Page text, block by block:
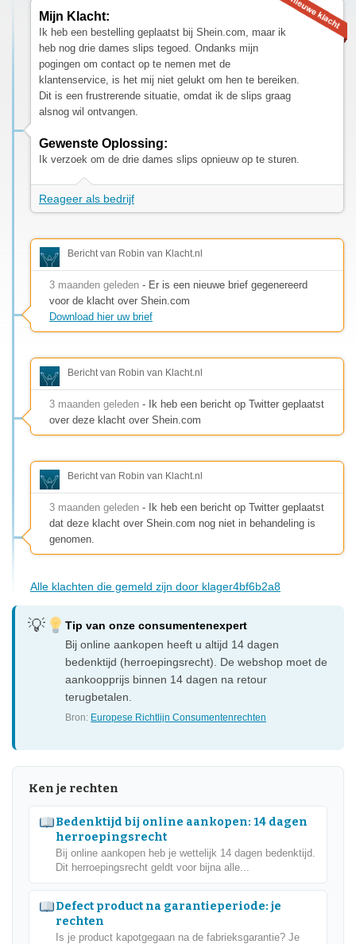
Mijn Klacht:
Ik heb een bestelling geplaatst bij Shein.com, maar ik
heb nog drie dames slips tegoed. Ondanks mijn
pogingen om contact op te nemen met de
klantenservice, is het mij niet gelukt om hen te bereiken.
Dit is een frustrerende situatie, omdat ik de slips graag
alsnog wil ontvangen.
Gewenste Oplossing:
Ik verzoek om de drie dames slips opnieuw op te sturen.
Reageer als bedrijf
Bericht van Robin van Klacht.nl
3 maanden geleden - Er is een nieuwe brief gegenereerd
voor de klacht over Shein.com
Download hier uw brief
Bericht van Robin van Klacht.nl
3 maanden geleden - Ik heb een bericht op Twitter geplaatst
over deze klacht over Shein.com
Bericht van Robin van Klacht.nl
3 maanden geleden - Ik heb een bericht op Twitter geplaatst
dat deze klacht over Shein.com nog niet in behandeling is
genomen.
Alle klachten die gemeld zijn door klager4bf6b2a8
Tip van onze consumentenexpert
Bij online aankopen heeft u altijd 14 dagen
bedenktijd (herroepingsrecht). De webshop moet de
aankoopprijs binnen 14 dagen na retour
terugbetalen.
Bron: Europese Richtlijn Consumentenrechten
Ken je rechten
Bedenktijd bij online aankopen: 14 dagen
herroepingsrecht
Bij online aankopen heb je wettelijk 14 dagen bedenktijd.
Dit herroepingsrecht geldt voor bijna alle...
Defect product na garantieperiode: je
rechten
Is je product kapotgegaan na de fabrieksgarantie? Je